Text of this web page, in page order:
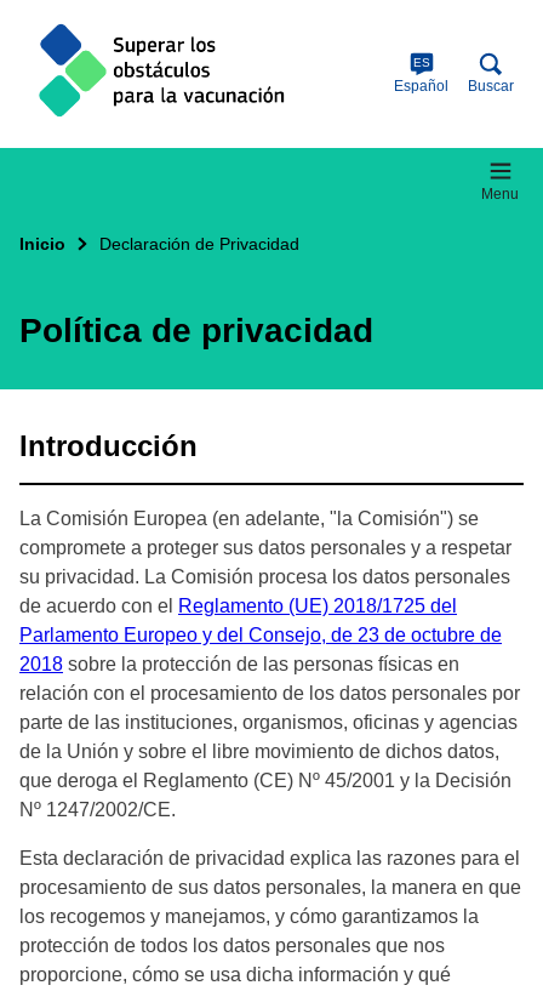
content
ES
Español Buscar
Menu
Inicio Declaración de Privacidad
Política de privacidad
Introducción
La Comisión Europea (en adelante, "la Comisión") se
compromete a proteger sus datos personales y a respetar
su privacidad. La Comisión procesa los datos personales
de acuerdo con el Reglamento (UE) 2018/1725 del
Parlamento Europeo y del Consejo, de 23 de octubre de
2018 sobre la protección de las personas físicas en
relación con el procesamiento de los datos personales por
parte de las instituciones, organismos, oficinas y agencias
de la Unión y sobre el libre movimiento de dichos datos,
que deroga el Reglamento (CE) Nº 45/2001 y la Decisión
Nº 1247/2002/CE.
Esta declaración de privacidad explica las razones para el
procesamiento de sus datos personales, la manera en que
los recogemos y manejamos, y cómo garantizamos la
protección de todos los datos personales que nos
proporcione, cómo se usa dicha información y qué